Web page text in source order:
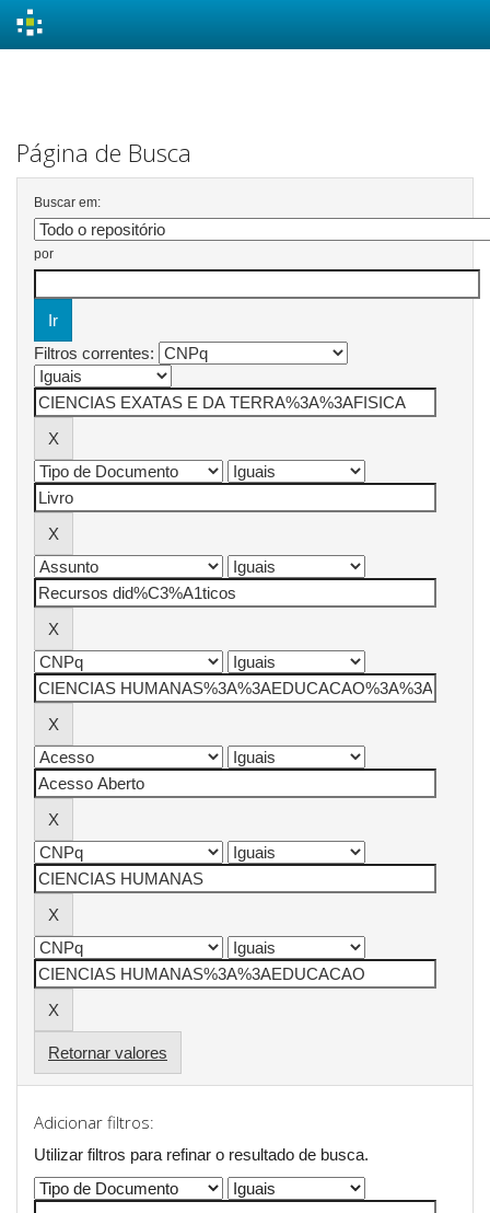
Página de Busca
Buscar em:
por
Filtros correntes:
Retornar valores
Adicionar filtros:
Utilizar filtros para refinar o resultado de busca.